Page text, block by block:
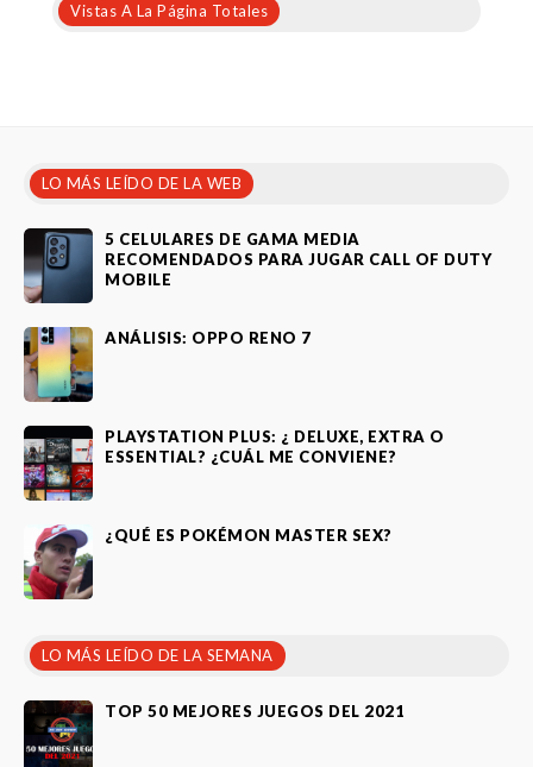
Vistas A La Página Totales
LO MÁS LEÍDO DE LA WEB
5 CELULARES DE GAMA MEDIA
RECOMENDADOS PARA JUGAR CALL OF DUTY
MOBILE
ANÁLISIS: OPPO RENO 7
PLAYSTATION PLUS: ¿ DELUXE, EXTRA O
ESSENTIAL? ¿CUÁL ME CONVIENE?
¿QUÉ ES POKÉMON MASTER SEX?
LO MÁS LEÍDO DE LA SEMANA
TOP 50 MEJORES JUEGOS DEL 2021